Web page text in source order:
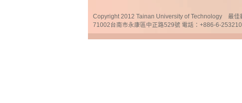
Copyright 2012 Tainan University of Technology 最佳
71002台南市永康區中正路529號 電話：+886-6-